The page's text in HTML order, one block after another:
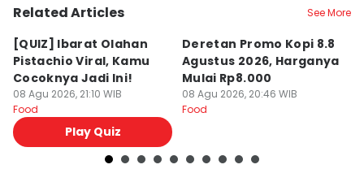
Related Articles See More
[QUIZ] Ibarat Olahan
Pistachio Viral, Kamu
Cocoknya Jadi Ini!
08 Agu 2026, 21:10 WIB
Food
Play Quiz
Deretan Promo Kopi 8.8
Agustus 2026, Harganya
Mulai Rp8.000
08 Agu 2026, 20:46 WIB
Food